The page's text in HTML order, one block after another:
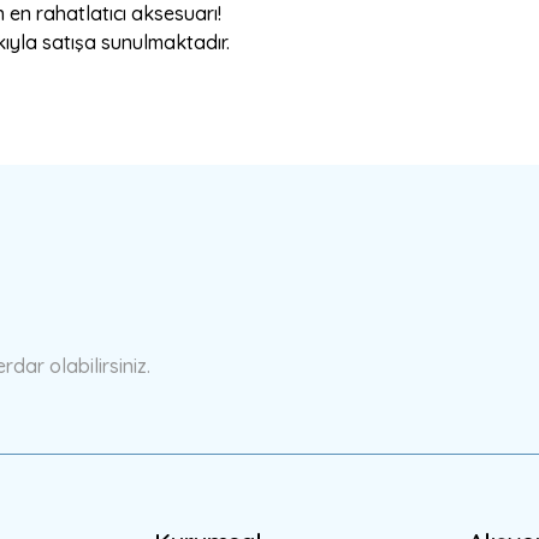
en rahatlatıcı aksesuarı!
satışa sunulmaktadır.
olabilirsiniz.